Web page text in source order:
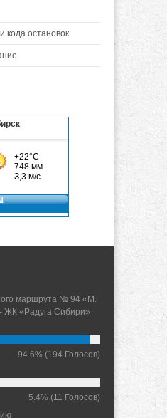
кода остановок
маршрута № 94 «М.
ЖК «Радуга Сибири»
94.6% (194 Голосов)
5.4% (11 Голосов)